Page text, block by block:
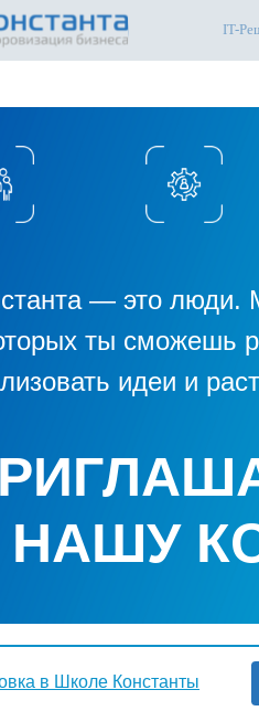
IT-
— это люди.
ты сможешь
идеи и
НАШУ
в Школе Константы
МЫ —